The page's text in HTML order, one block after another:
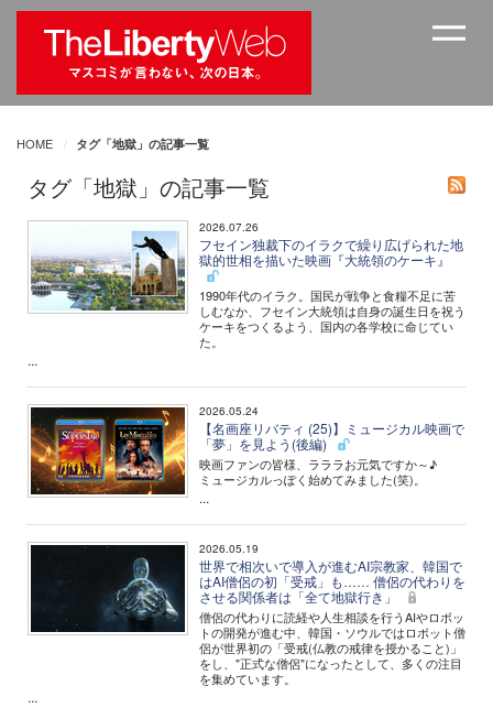
HOME タグ「地獄」の記事一覧
タグ「地獄」の記事一覧
2026.07.26
フセイン独裁下のイラクで繰り広げられた地
獄的世相を描いた映画『大統領のケーキ』
1990年代のイラク。国民が戦争と食糧不足に苦
しむなか、フセイン大統領は自身の誕生日を祝う
ケーキをつくるよう、国内の各学校に命じてい
た。
...
2026.05.24
【名画座リバティ (25)】ミュージカル映画で
「夢」を見よう(後編)
映画ファンの皆様、ラララお元気ですか～♪
ミュージカルっぽく始めてみました(笑)。
...
2026.05.19
世界で相次いで導入が進むAI宗教家、韓国で
はAI僧侶の初「受戒」も…… 僧侶の代わりを
させる関係者は「全て地獄行き」
僧侶の代わりに読経や人生相談を行うAIやロボッ
トの開発が進む中、韓国・ソウルではロボット僧
侶が世界初の「受戒(仏教の戒律を授かること)」
をし、"正式な僧侶"になったとして、多くの注目
を集めています。
...